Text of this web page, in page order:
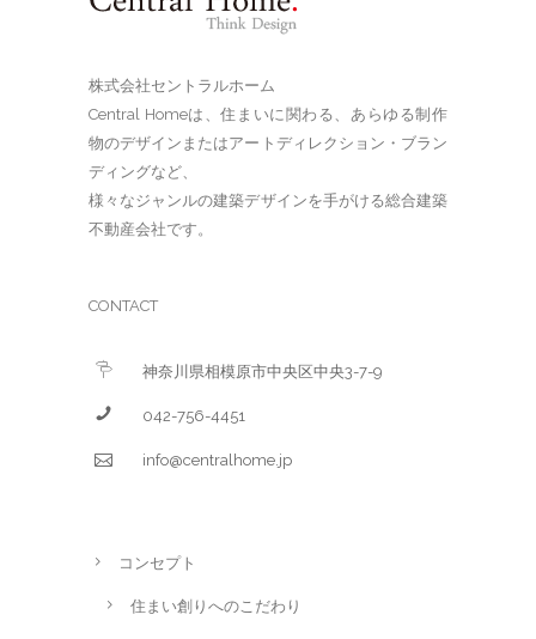
株式会社セントラルホーム
Central Homeは、住まいに関わる、あらゆる制作
物のデザインまたはアートディレクション・ブラン
ディングなど、
様々なジャンルの建築デザインを手がける総合建築
不動産会社です。
CONTACT
神奈川県相模原市中央区中央3-7-9
042-756-4451
info@centralhome.jp
コンセプト
住まい創りへのこだわり